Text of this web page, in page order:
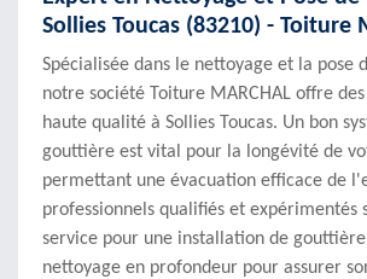
Sollies Toucas (83210) - Toiture
Spécialisée dans le nettoyage et la pose
notre société Toiture MARCHAL offre
haute qualité à Sollies Toucas. Un bon
gouttière est vital pour la longévité de
permettant une évacuation efficace de
professionnels qualifiés et expérimentés
service pour une installation de
nettoyage en profondeur pour assurer